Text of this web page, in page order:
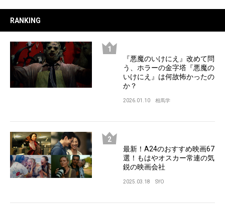
RANKING
『悪魔のいけにえ』改めて問
う、ホラーの金字塔『悪魔の
いけにえ』は何故怖かったの
か？
2026.01.10 相馬学
最新！A24のおすすめ映画67
選！もはやオスカー常連の気
鋭の映画会社
2025.03.18 SYO